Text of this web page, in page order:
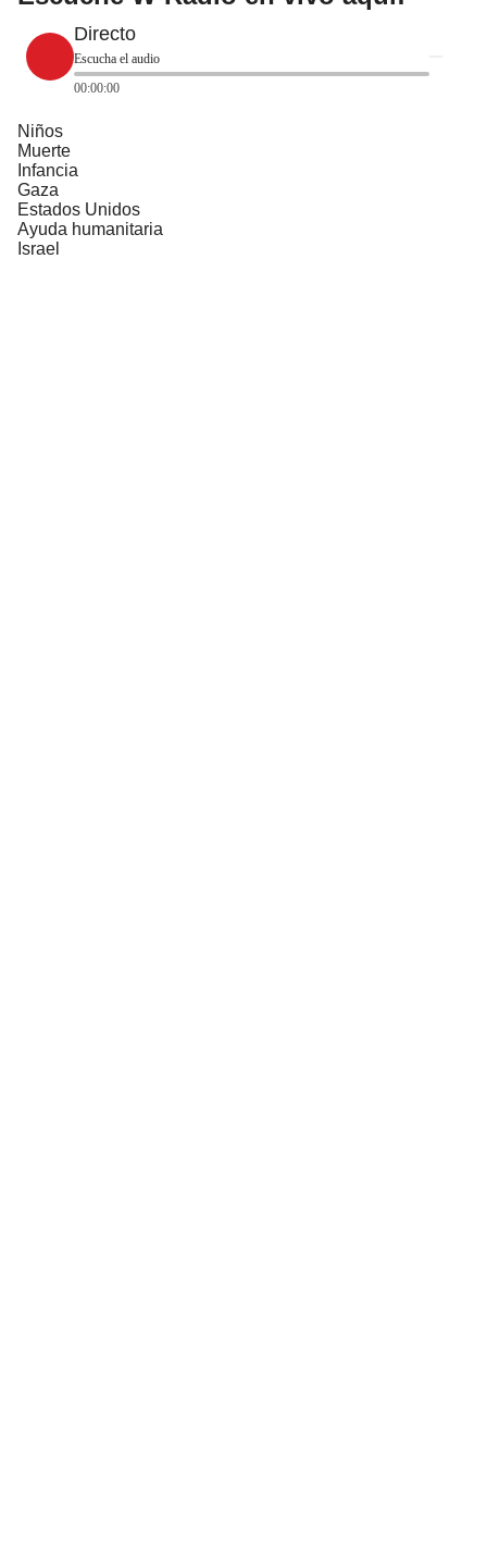
Directo
Escucha el audio
00:00:00
Niños
Muerte
Infancia
Gaza
Estados Unidos
Ayuda humanitaria
Israel